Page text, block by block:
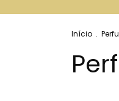
Início .